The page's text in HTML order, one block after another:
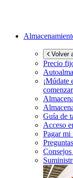
Volver
Precio
¡Múdate
comenzar
Guía de
Acceso
Pagar mi